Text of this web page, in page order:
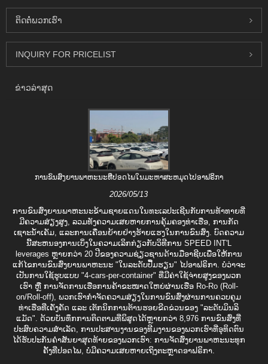
ຕິດ​ຕໍ່​ພວກ​ເຮົາ
INQUIRY FOR PRICELIST
ຂ່າວ​ລ່າ​ສຸດ
ການຂົນສົ່ງຍານພາຫະນະທີ່ປອດໄພໃນມະຫາສະຫມຸດໄປອາຟຣິກາ
2026/05/13
ການ​ຂົນ​ສົ່ງ​ຍານ​ພາ​ຫະ​ນະ​ຂ້າມ​ຊາຍ​ແດນ​ໃນ​ທະ​ເລ​ປະ​ເຊີນ​ກັບ​ການ​ທ້າ​ທາຍ​ທີ່​
ມີ​ຄວາມ​ສ່ຽງ​ສູງ, ລວມ​ທັງ​ຄວາມ​ເສຍ​ຫາຍ​ການ​ຄຸ້ມ​ຄອງ​ທ່າ​ເຮືອ, ການ​ກັດ​
ເຊາະ​ນ້ຳ​ເຄັມ, ແລະ​ການ​ເຄື່ອນ​ຍ້າຍ​ຢ່າງ​ຮ້າຍ​ແຮງ​ໃນ​ການ​ຂົນ​ສົ່ງ. ບົດ​ຄວາມ​
ນີ້​ສະ​ຫນອງ​ການ​ເບິ່ງ​ໃນ​ຄວາມ​ເລິກ​ກ່ຽວ​ກັບ​ວິ​ທີ​ການ SPEED INT'L
leverages ຫຼາຍ​ກວ່າ 20 ປີ​ຂອງ​ຄວາມ​ຊ່ຽວ​ຊານ​ດ້ານ​ມື​ອາ​ຊີບ​ເພື່ອ​ໃຫ້​ການ​
ແກ້​ໄຂ​ການ​ຂົນ​ສົ່ງ​ຍານ​ພາ​ຫະ​ນະ "ໃນ​ລະ​ດັບ​ປື້ມ​ຮຽນ​" ໄປ​ອາ​ຟຣິ​ກາ​. ບໍ່ວ່າຈະ
ເປັນການໃຊ້ຮູບແບບ "4-cars-per-container" ທີ່ມີຄ່າໃຊ້ຈ່າຍສູງຂອງພວກ
ເຮົາ ຫຼື ການຈັດການເຮືອການຄ້າຂະໜາດໃຫຍ່ຜ່ານເຮືອ Ro-Ro (Roll-
on/Roll-off), ພວກເຮົາກຳຈັດຄວາມສ່ຽງໃນການຂົນສົ່ງຜ່ານການຄວບຄຸມ
ທ່າເຮືອທີ່ເຄັ່ງຄັດ ແລະ ເຕັກນິກການຕ້ານຮອຍຂີດຂ່ວນຂອງ "ລະດັບມິນລິ
ແມັດ". ດ້ວຍບັນທຶກການຕິດຕາມທີ່ພິສູດໄດ້ຫຼາຍກວ່າ 8,976 ການຂົນສົ່ງທີ່
ປະສົບຄວາມສໍາເລັດ, ການປະສານງານຂອງທີມງານຂອງພວກເຮົາທີ່ອຸທິດຕົນ
ໄດ້ຮັບປະກັນຄໍາສັນຍາສຸດທ້າຍຂອງພວກເຮົາ: ການຈັດສົ່ງຍານພາຫະນະທຸກ
ຄັ້ງທີ່ປອດໄພ, ບໍ່ມີຄວາມເສຍຫາຍເຖິງຕະຫຼາດອາຟຣິກາ.